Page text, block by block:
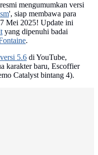
resmi mengumumkan versi
', siap membawa para
Mei 2025! Update ini
yang dipenuhi badai
.
5.6 di YouTube,
karakter baru, Escoffier
Catalyst bintang 4).